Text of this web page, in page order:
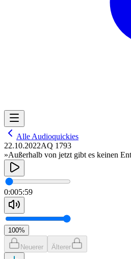
Alle Audioquickies
22.10.2022AQ 1793
»Außerhalb von jetzt gibt es keinen
0:005:59
100%
Neuerer Älterer